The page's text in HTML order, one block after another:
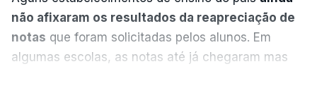
não afixaram os resultados da reapreciação de
notas que foram solicitadas pelos alunos. Em
algumas escolas, as notas até já chegaram mas